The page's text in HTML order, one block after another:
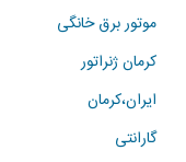
موتور برق خانگی
کرمان ژنراتور
ایران،کرمان
گارانتی